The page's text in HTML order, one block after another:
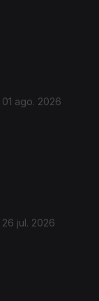
01 ago. 2026
26 jul. 2026